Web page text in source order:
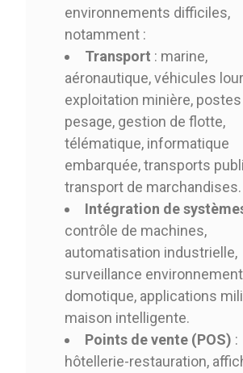
environnements difficiles,
notamment :
Transport : marine,
aéronautique, véhicules
exploitation minière,
pesage, gestion de flotte,
télématique, informatique
embarquée, transports
transport de marchandises.
Intégration de
contrôle de machines,
automatisation industrielle,
surveillance
domotique, applications
maison intelligente.
Points de vente (POS) :
hôtellerie-restauration,